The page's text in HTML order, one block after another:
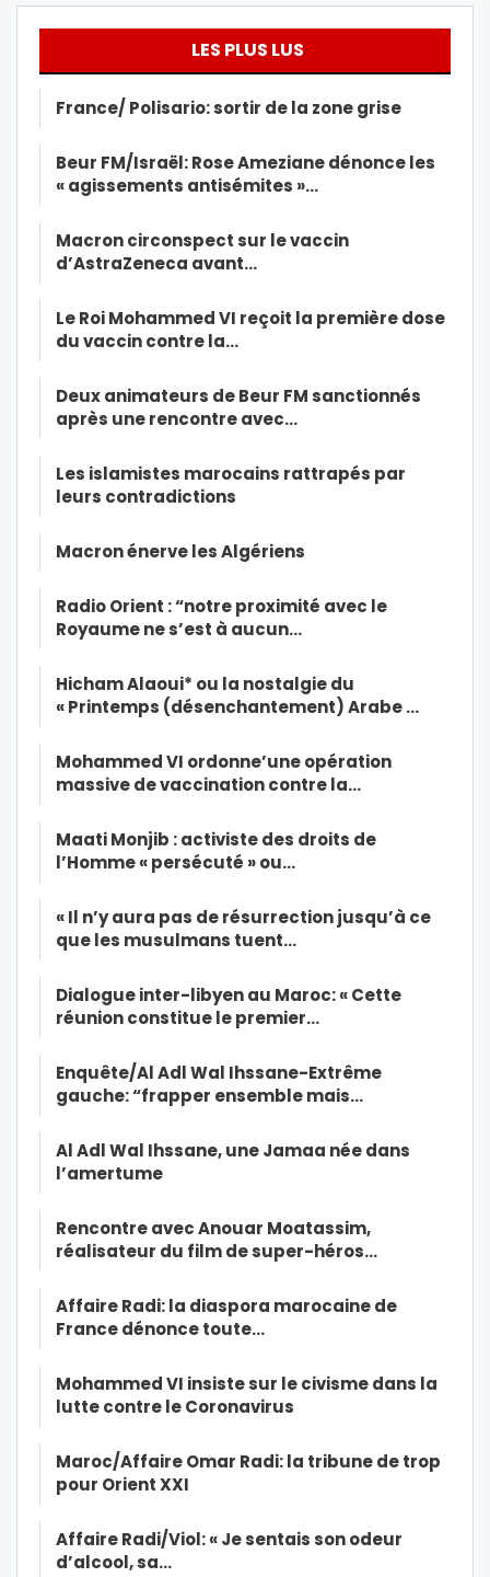
LES PLUS LUS
France/ Polisario: sortir de la zone grise
Beur FM/Israël: Rose Ameziane dénonce les
« agissements antisémites »…
Macron circonspect sur le vaccin
d’AstraZeneca avant…
Le Roi Mohammed VI reçoit la première dose
du vaccin contre la…
Deux animateurs de Beur FM sanctionnés
après une rencontre avec…
Les islamistes marocains rattrapés par
leurs contradictions
Macron énerve les Algériens
Radio Orient : “notre proximité avec le
Royaume ne s’est à aucun…
Hicham Alaoui* ou la nostalgie du
« Printemps (désenchantement) Arabe …
Mohammed VI ordonne’une opération
massive de vaccination contre la…
Maati Monjib : activiste des droits de
l’Homme « persécuté » ou…
« Il n’y aura pas de résurrection jusqu’à ce
que les musulmans tuent…
Dialogue inter-libyen au Maroc: « Cette
réunion constitue le premier…
Enquête/Al Adl Wal Ihssane-Extrême
gauche: “frapper ensemble mais…
Al Adl Wal Ihssane, une Jamaa née dans
l’amertume
Rencontre avec Anouar Moatassim,
réalisateur du film de super-héros…
Affaire Radi: la diaspora marocaine de
France dénonce toute…
Mohammed VI insiste sur le civisme dans la
lutte contre le Coronavirus
Maroc/Affaire Omar Radi: la tribune de trop
pour Orient XXI
Affaire Radi/Viol: « Je sentais son odeur
d’alcool, sa…